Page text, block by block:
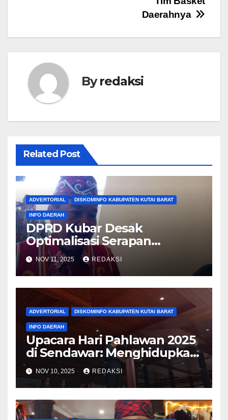
Daerahnya
Byredaksi
Related Post
ADVERTORIAL DISKOMINFO KABUPATEN KUTAI BARAT
INFO DAERAH
DPRD Kubar Desak
Optimalisasi Serapan
Anggaran, Dorong OPD
Ambil Inisiatif Pembangunan
NOV 11, 2025 REDAKSI
ADVERTORIAL DISKOMINFO KABUPATEN KUTAI BARAT
INFO DAERAH
Upacara Hari Pahlawan 2025
di Sendawar: Menghidupkan
Spirit Juang dan Patriotisme
Kontemporer
NOV 10, 2025 REDAKSI